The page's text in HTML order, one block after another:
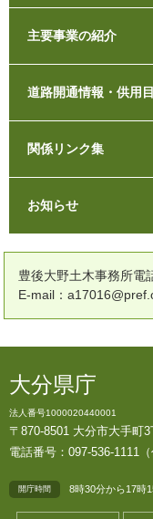
主要事業の紹介
道路開通情報・供用
関係リンク集
お知らせ
豊後大野土木事務所
E-mail：
大分県庁
法人番号1000020440001
〒870-8501 大分市大手町
電話番号：097-536-1111（
開庁時間 8時30分から17時